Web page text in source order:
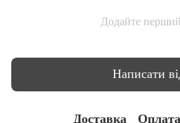
Додайте
Написати
Доставка Оплата